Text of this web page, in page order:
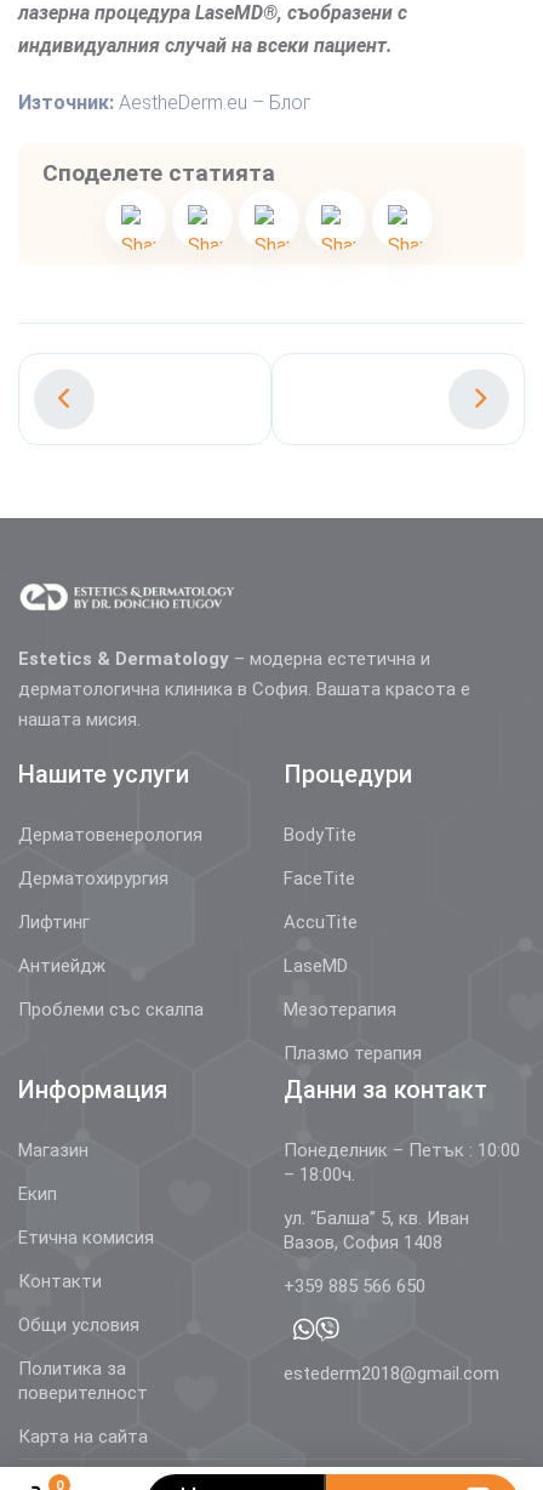
0
лазерна процедура LaseMD®, съобразени с
индивидуалния случай на всеки пациент.
Източник: AestheDerm.eu – Блог
Споделете статията
Estetics & Dermatology – модерна естетична и
дерматологична клиника в София. Вашата красота е
нашата мисия.
Нашите услуги
Дерматовенерология
Дерматохирургия
Лифтинг
Антиейдж
Проблеми със скалпа
Процедури
BodyTite
FaceTite
AccuTite
LaseMD
Мезотерапия
Плазмо терапия
Информация
Магазин
Екип
Етична комисия
Контакти
Общи условия
Политика за
поверителност
Карта на сайта
Данни за контакт
Понеделник – Петък : 10:00
– 18:00ч.
ул. “Балша” 5, кв. Иван
Вазов, София 1408
+359 885 566 650
estederm2018@gmail.com